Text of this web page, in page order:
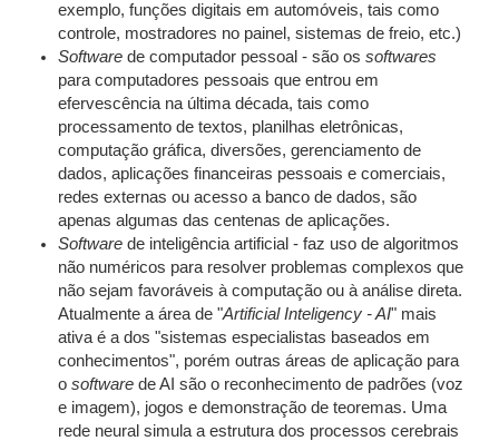
exemplo, funções digitais em automóveis, tais como
controle, mostradores no painel, sistemas de freio, etc.)
Software de computador pessoal - são ossoftwares
para computadores pessoais que entrou em
efervescência na última década, tais como
processamento de textos, planilhas eletrônicas,
computação gráfica, diversões, gerenciamento de
dados, aplicações financeiras pessoais e comerciais,
redes externas ou acesso a banco de dados, são
apenas algumas das centenas de aplicações.
Software de inteligência artificial - faz uso de algoritmos
não numéricos para resolver problemas complexos que
não sejam favoráveis à computação ou à análise direta.
Atualmente a área de "Artificial Inteligency - AI" mais
ativa é a dos "sistemas especialistas baseados em
conhecimentos", porém outras áreas de aplicação para
osoftware de AI são o reconhecimento de padrões (voz
e imagem), jogos e demonstração de teoremas. Uma
rede neural simula a estrutura dos processos cerebrais